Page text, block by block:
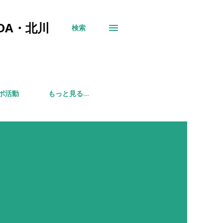
・北川 検索
活動 もっと見る…